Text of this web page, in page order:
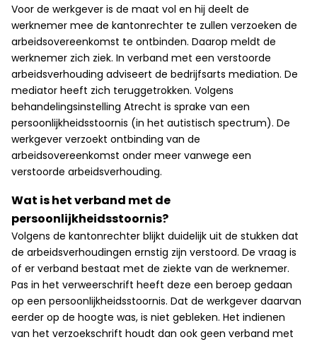
Voor de werkgever is de maat vol en hij deelt de
werknemer mee de kantonrechter te zullen verzoeken de
arbeidsovereenkomst te ontbinden. Daarop meldt de
werknemer zich ziek. In verband met een verstoorde
arbeidsverhouding adviseert de bedrijfsarts mediation. De
mediator heeft zich teruggetrokken. Volgens
behandelingsinstelling Atrecht is sprake van een
persoonlijkheidsstoornis (in het autistisch spectrum). De
werkgever verzoekt ontbinding van de
arbeidsovereenkomst onder meer vanwege een
verstoorde arbeidsverhouding.
Wat is het verband met de
persoonlijkheidsstoornis?
Volgens de kantonrechter blijkt duidelijk uit de stukken dat
de arbeidsverhoudingen ernstig zijn verstoord. De vraag is
of er verband bestaat met de ziekte van de werknemer.
Pas in het verweerschrift heeft deze een beroep gedaan
op een persoonlijkheidsstoornis. Dat de werkgever daarvan
eerder op de hoogte was, is niet gebleken. Het indienen
van het verzoekschrift houdt dan ook geen verband met